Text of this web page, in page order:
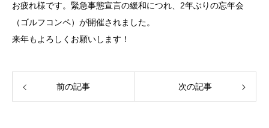
お疲れ様です。緊急事態宣言の緩和につれ、2年ぶりの忘年会
（ゴルフコンペ）が開催されました。
来年もよろしくお願いします！
前の記事 次の記事